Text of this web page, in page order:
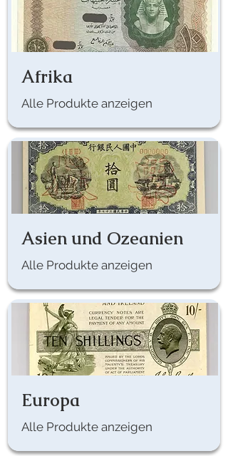
Afrika
Alle Produkte anzeigen
Asien und Ozeanien
Alle Produkte anzeigen
Europa
Alle Produkte anzeigen